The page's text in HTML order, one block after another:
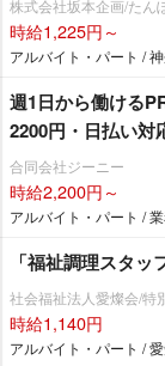
株式会社坂本企画/たん
時給1,225円～
アルバイト・パート /
週1日から働ける
2200円・日払い対
合同会社ジーニー
時給2,200円～
アルバイト・パート /
「福祉調理スタ
社会福祉法人愛燦会/特
時給1,140円
アルバイト・パート /